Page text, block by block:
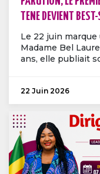
TENE DEVIENT
Le 22 juin
Madame Bel
ans, elle publiait
22 Juin 2026